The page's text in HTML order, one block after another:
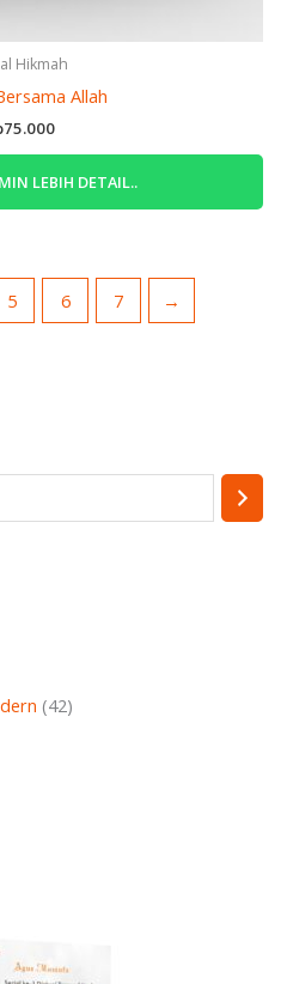
42
Hikmah
Allah
75.000
LEBIH DETAIL..
5 6 7 →